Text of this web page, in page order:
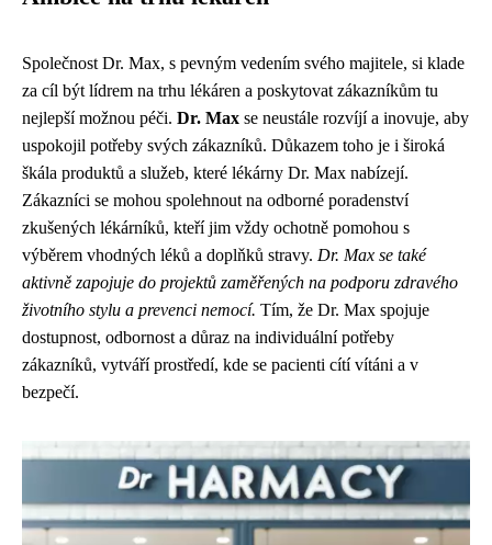
Společnost Dr. Max, s pevným vedením svého majitele, si klade
za cíl být lídrem na trhu lékáren a poskytovat zákazníkům tu
nejlepší možnou péči. Dr. Max se neustále rozvíjí a inovuje, aby
uspokojil potřeby svých zákazníků. Důkazem toho je i široká
škála produktů a služeb, které lékárny Dr. Max nabízejí.
Zákazníci se mohou spolehnout na odborné poradenství
zkušených lékárníků, kteří jim vždy ochotně pomohou s
výběrem vhodných léků a doplňků stravy. Dr. Max se také
aktivně zapojuje do projektů zaměřených na podporu zdravého
životního stylu a prevenci nemocí. Tím, že Dr. Max spojuje
dostupnost, odbornost a důraz na individuální potřeby
zákazníků, vytváří prostředí, kde se pacienti cítí vítáni a v
bezpečí.